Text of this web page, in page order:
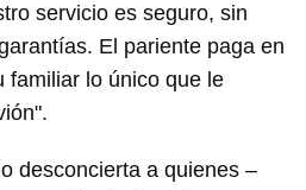
servicio es seguro, sin
El pariente paga en
familiar lo único que le
desconcierta a quienes –